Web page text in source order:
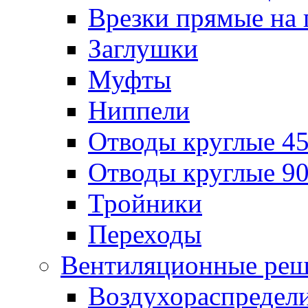
Врезки прямые на
Заглушки
Муфты
Ниппели
Отводы круглые
Отводы круглые
Тройники
Переходы
Вентиляционные